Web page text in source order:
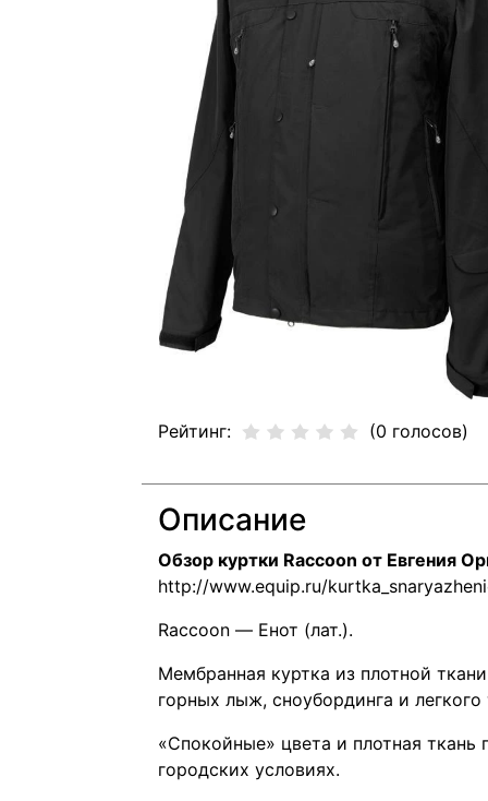
Рейтинг: (0 голосов)
Описание
Обзор куртки Raccoon от Евгения
Raccoon — Енот (лат.).
Мембранная куртка из плотной
горных лыж, сноубординга и легкого
«Спокойные» цвета и плотная ткань
городских условиях.